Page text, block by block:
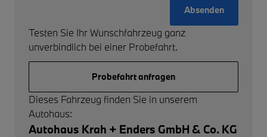
Absenden
Testen Sie Ihr Wunschfahrzeug ganz
unverbindlich bei einer Probefahrt.
Probefahrt anfragen
Dieses Fahrzeug finden Sie in unserem
Autohaus:
Autohaus Krah + Enders GmbH & Co. KG